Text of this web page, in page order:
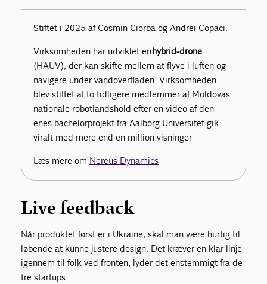
Stiftet i 2025 af Cosmin Ciorba og Andrei Copaci.
Virksomheden har udviklet enhybrid-drone
(HAUV), der kan skifte mellem at flyve i luften og
navigere under vandoverfladen. Virksomheden
blev stiftet af to tidligere medlemmer af Moldovas
nationale robotlandshold efter en video af den
enes bachelorprojekt fra Aalborg Universitet gik
viralt med mere end en million visninger
Læs mere om Nereus Dynamics
Live feedback
Når produktet først er i Ukraine, skal man være hurtig til
løbende at kunne justere design. Det kræver en klar linje
igennem til folk ved fronten, lyder det enstemmigt fra de
tre startups.